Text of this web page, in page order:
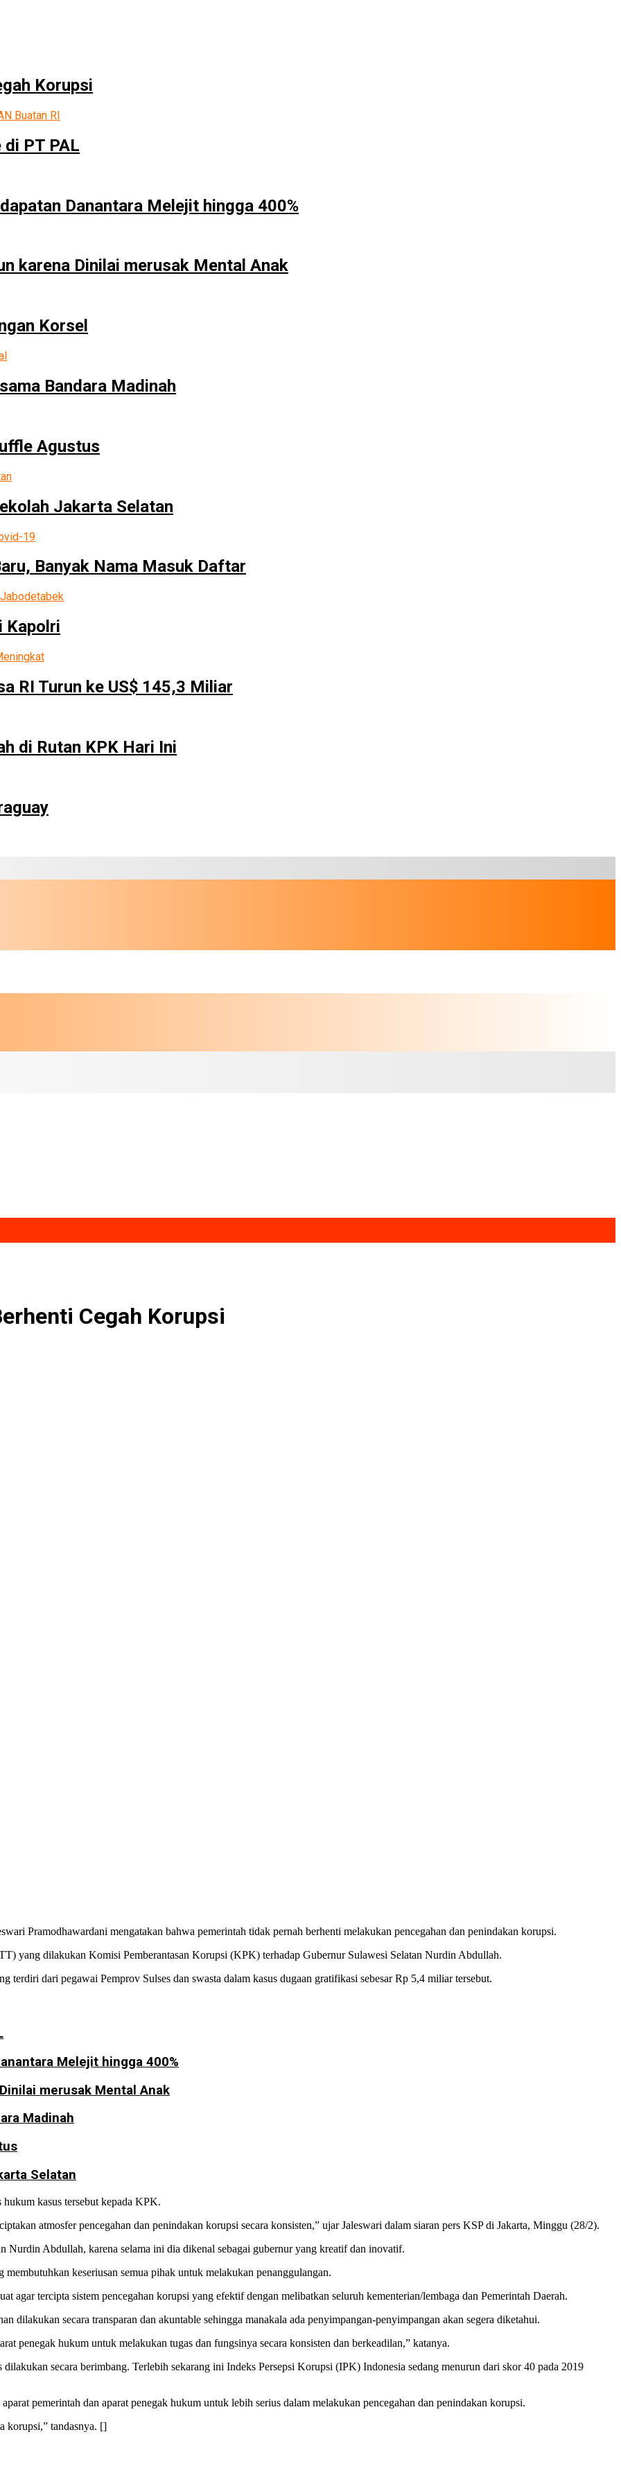
Korupsi
di PT PAL
Danantara Melejit hingga 400%
karena Dinilai merusak Mental Anak
Korsel
Bandara Madinah
Agustus
Jakarta Selatan
Banyak Nama Masuk Daftar
Kapolri
RI Turun ke US$ 145,3 Miliar
di Rutan KPK Hari Ini
Cegah Korupsi
Pramodhawardani mengatakan bahwa pemerintah tidak pernah berhenti melakukan pencegahan dan penindakan korupsi.
yang dilakukan Komisi Pemberantasan Korupsi (KPK) terhadap Gubernur Sulawesi Selatan Nurdin Abdullah.
dari pegawai Pemprov Sulses dan swasta dalam kasus dugaan gratifikasi sebesar Rp 5,4 miliar tersebut.
Melejit hingga 400%
merusak Mental Anak
Madinah
Selatan
hukum kasus tersebut kepada KPK.
atmosfer pencegahan dan penindakan korupsi secara konsisten,” ujar Jaleswari dalam siaran pers KSP di Jakarta, Minggu (28/2).
Nurdin Abdullah, karena selama ini dia dikenal sebagai gubernur yang kreatif dan inovatif.
keseriusan semua pihak untuk melakukan penanggulangan.
agar tercipta sistem pencegahan korupsi yang efektif dengan melibatkan seluruh kementerian/lembaga dan Pemerintah Daerah.
dilakukan secara transparan dan akuntable sehingga manakala ada penyimpangan-penyimpangan akan segera diketahui.
penegak hukum untuk melakukan tugas dan fungsinya secara konsisten dan berkeadilan,” katanya.
secara berimbang. Terlebih sekarang ini Indeks Persepsi Korupsi (IPK) Indonesia sedang menurun dari skor 40 pada 2019
pemerintah dan aparat penegak hukum untuk lebih serius dalam melakukan pencegahan dan penindakan korupsi.
korupsi,” tandasnya. []